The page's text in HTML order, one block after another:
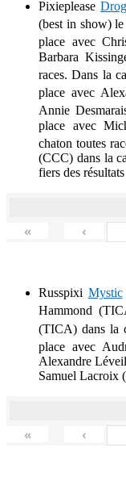
Pixieplease
(best in show)
place avec
Barbara
races. Dans la
place avec
Annie
place avec
chaton toutes
(CCC) dans la
fiers des
« ‹
Russpixi Mystic
Hammond
(TICA) dans la
place avec
Alexandre
Samuel Lacroix
« ‹